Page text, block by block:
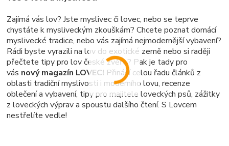
Zajímá vás lov? Jste myslivec či lovec, nebo se teprve
chystáte k mysliveckým zkouškám? Chcete poznat domácí
myslivecké tradice, nebo vás zajímá nejmodernější vybavení?
Rádi byste vyrazili na lov do exotické země nebo si raději
přečtete tipy pro lov české zvěře? Pak je tady pro
vás nový magazín LOVEC! Přináší celou řadu článků z
oblasti tradiční myslivosti i moderního lovu, recenze
oblečení a vybavení, tipy pro majitele loveckých psů, zážitky
z loveckých výprav a spoustu dalšího čtení. S Lovcem
nestřelíte vedle!